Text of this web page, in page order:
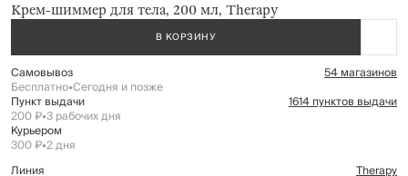
Крем-шиммер для тела, 200 мл, Therapy
В КОРЗИНУ
Самовывоз 54 магазинов
Бесплатно•Сегодня и позже
Пункт выдачи 1614 пунктов выдачи
200 ₽•3 рабочих дня
Курьером
300 ₽•2 дня
Линия
Therapy